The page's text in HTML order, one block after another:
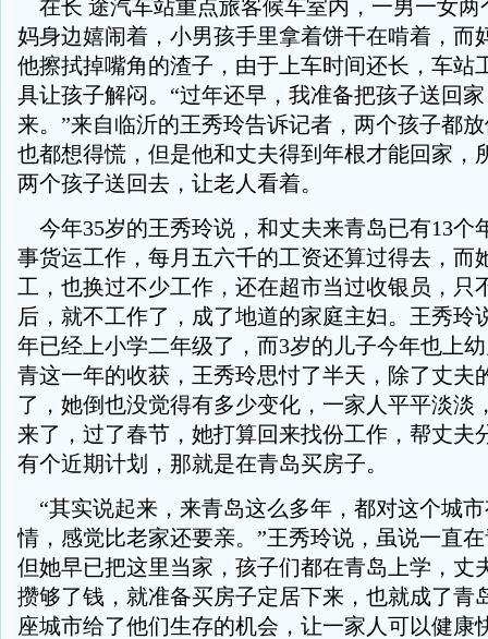
在长 途汽车站重点旅客候车室内，一男一女两
妈身边嬉闹着，小男孩手里拿着饼干在啃着，而
他擦拭掉嘴角的渣子，由于上车时间还长，车站
具让孩子解闷。“过年还早，我准备把孩子送回
来。”来自临沂的王秀玲告诉记者，两个孩子都
也都想得慌，但是他和丈夫得到年根才能回家，
两个孩子送回去，让老人看着。
今年35岁的王秀玲说，和丈夫来青岛已有13个
事货运工作，每月五六千的工资还算过得去，而
工，也换过不少工作，还在超市当过收银员，只
后，就不工作了，成了地道的家庭主妇。王秀玲
年已经上小学二年级了，而3岁的儿子今年也上
青这一年的收获，王秀玲思忖了半天，除了丈夫
了，她倒也没觉得有多少变化，一家人平平淡淡
来了，过了春节，她打算回来找份工作，帮丈夫
有个近期计划，那就是在青岛买房子。
“其实说起来，来青岛这么多年，都对这个城
情，感觉比老家还要亲。”王秀玲说，虽说一直
但她早已把这里当家，孩子们都在青岛上学，丈
攒够了钱，就准备买房子定居下来，也就成了青
座城市给了他们生存的机会，让一家人可以健康